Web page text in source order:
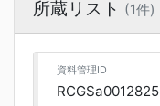
所蔵リスト (1件)
資料管理ID
RCGSa0012825